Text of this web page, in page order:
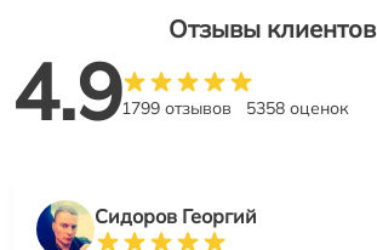
Отзывы клиентов
4.91799 отзывов 5358 оценок
Сидоров Георгий